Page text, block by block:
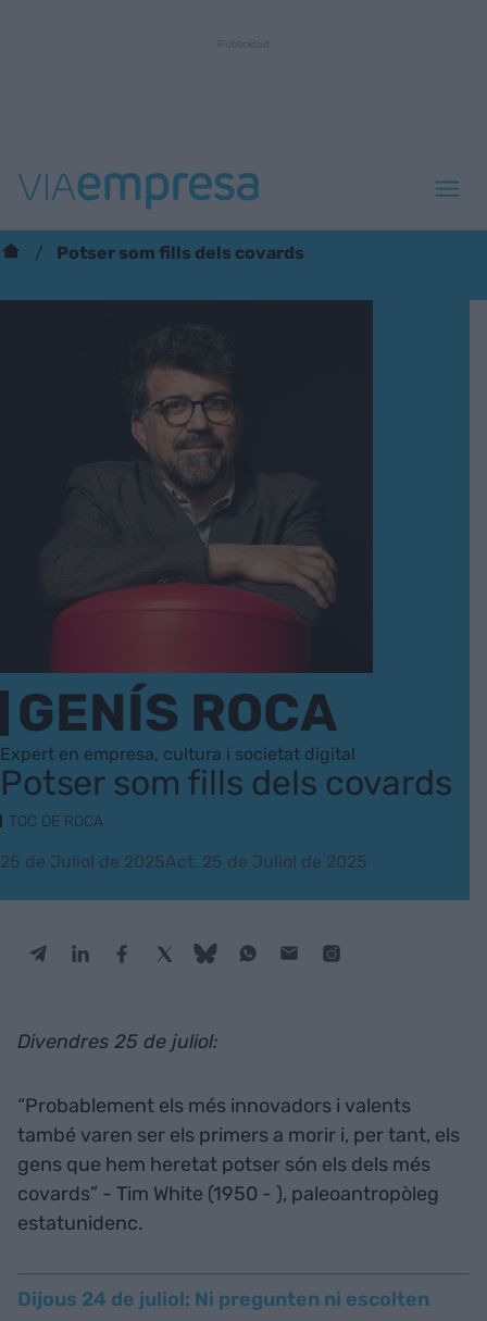
Potser som fills dels covards
GENÍS ROCA
Expert en empresa, cultura i societat digital
Potser som fills dels covards
TOC DE ROCA
25 de Juliol de 2025Act. 25 de Juliol de 2025
Divendres 25 de juliol:
“Probablement els més innovadors i valents
també varen ser els primers a morir i, per tant, els
gens que hem heretat potser són els dels més
covards” - Tim White (1950 - ), paleoantropòleg
estatunidenc.
Dijous 24 de juliol: Ni pregunten ni escolten